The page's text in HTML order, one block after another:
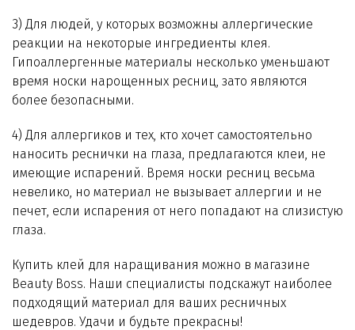
3) Для людей, у которых возможны аллергические
реакции на некоторые ингредиенты клея.
Гипоаллергенные материалы несколько уменьшают
время носки нарощенных ресниц, зато являются
более безопасными.
4) Для аллергиков и тех, кто хочет самостоятельно
наносить реснички на глаза, предлагаются клеи, не
имеющие испарений. Время носки ресниц весьма
невелико, но материал не вызывает аллергии и не
печет, если испарения от него попадают на слизистую
глаза.
Купить клей для наращивания можно в магазине
Beauty Boss. Наши специалисты подскажут наиболее
подходящий материал для ваших ресничных
шедевров. Удачи и будьте прекрасны!